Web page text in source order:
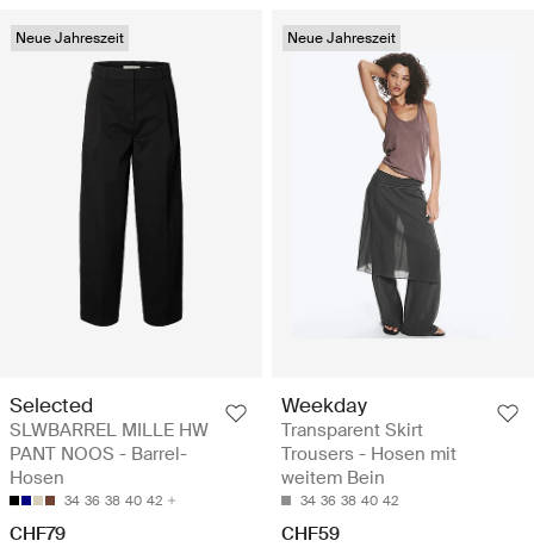
Neue Jahreszeit
Selected
SLWBARREL MILLE HW
PANT NOOS - Barrel-
Hosen
34 36 38 40 42
CHF79
Neue Jahreszeit
Weekday
Transparent Skirt
Trousers - Hosen mit
weitem Bein
34 36 38 40 42
CHF59